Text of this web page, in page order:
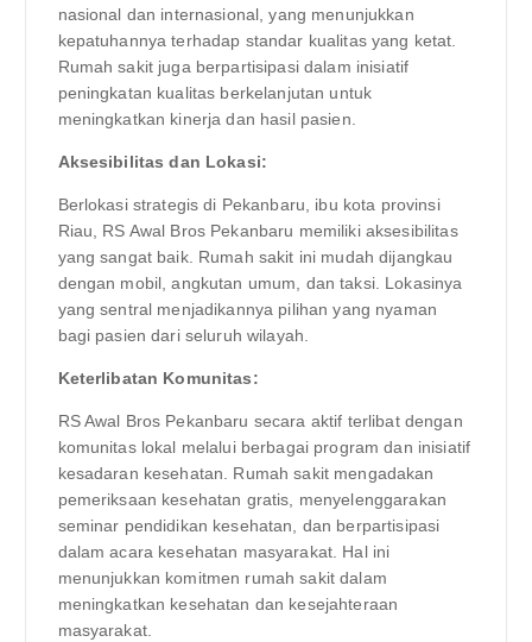
nasional dan internasional, yang menunjukkan
kepatuhannya terhadap standar kualitas yang ketat.
Rumah sakit juga berpartisipasi dalam inisiatif
peningkatan kualitas berkelanjutan untuk
meningkatkan kinerja dan hasil pasien.
Aksesibilitas dan Lokasi:
Berlokasi strategis di Pekanbaru, ibu kota provinsi
Riau, RS Awal Bros Pekanbaru memiliki aksesibilitas
yang sangat baik. Rumah sakit ini mudah dijangkau
dengan mobil, angkutan umum, dan taksi. Lokasinya
yang sentral menjadikannya pilihan yang nyaman
bagi pasien dari seluruh wilayah.
Keterlibatan Komunitas:
RS Awal Bros Pekanbaru secara aktif terlibat dengan
komunitas lokal melalui berbagai program dan inisiatif
kesadaran kesehatan. Rumah sakit mengadakan
pemeriksaan kesehatan gratis, menyelenggarakan
seminar pendidikan kesehatan, dan berpartisipasi
dalam acara kesehatan masyarakat. Hal ini
menunjukkan komitmen rumah sakit dalam
meningkatkan kesehatan dan kesejahteraan
masyarakat.